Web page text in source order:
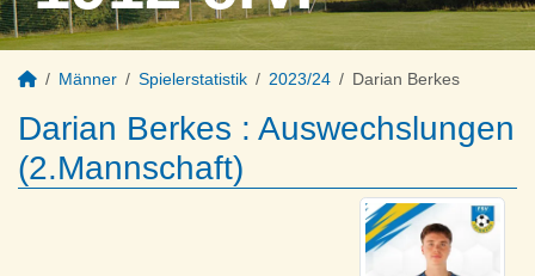
Männer Spielerstatistik 2023/24 Darian Berkes
Darian Berkes : Auswechslungen
(2.Mannschaft)